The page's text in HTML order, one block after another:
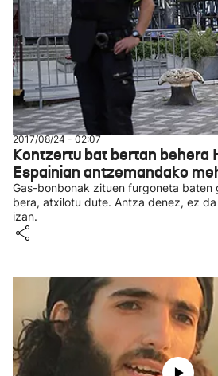
2017/08/24 - 02:07
Kontzertu bat bertan behera
Espainian antzemandako
Gas-bonbonak zituen furgoneta baten
bera, atxilotu dute. Antza denez, ez
izan.